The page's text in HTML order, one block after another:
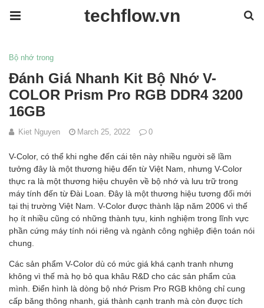
techflow.vn
Bộ nhớ trong
Đánh Giá Nhanh Kit Bộ Nhớ V-
COLOR Prism Pro RGB DDR4 3200
16GB
Kiet Nguyen March 25, 2022 0
V-Color, có thể khi nghe đến cái tên này nhiều người sẽ lầm
tưởng đây là một thương hiệu đến từ Việt Nam, nhưng V-Color
thực ra là một thương hiệu chuyên về bộ nhớ và lưu trữ trong
máy tính đến từ Đài Loan. Đây là một thương hiệu tương đối mới
tại thị trường Việt Nam. V-Color được thành lập năm 2006 vì thế
họ ít nhiều cũng có những thành tựu, kinh nghiệm trong lĩnh vực
phần cứng máy tính nói riêng và ngành công nghiệp điện toán nói
chung.
Các sản phẩm V-Color dù có mức giá khá cạnh tranh nhưng
không vì thế mà họ bỏ qua khâu R&D cho các sản phẩm của
mình. Điển hình là dòng bộ nhớ Prism Pro RGB không chỉ cung
cấp băng thông nhanh, giá thành cạnh tranh mà còn được tích